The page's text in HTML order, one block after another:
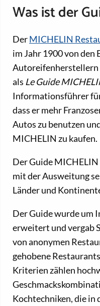
Was ist der
DerMICHELIN
im Jahr 1900 von den
Autoreifenherstellern
als Le Guide
Informationsführer
dass er mehr
Autos zu benutzen
MICHELIN zu kaufen.
Der Guide
mit der Ausweitung
Länder und
Der Guide wurde um
erweitert und vergab
von anonymen
gehobene
Kriterien zählen
Kochtechniken, die in